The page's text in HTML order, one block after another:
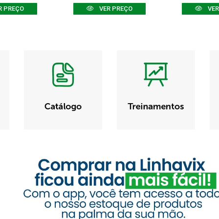
PREÇO VER PREÇO